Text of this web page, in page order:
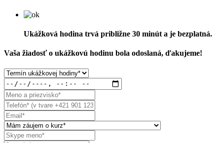
Ukážková hodina trvá približne 30 minút a je bezplatná.
Vaša žiadosť o ukážkovú hodinu bola odoslaná, ďakujeme!